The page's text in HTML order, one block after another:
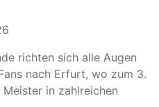
richten sich alle Augen
nach Erfurt, wo zum 3.
in zahlreichen